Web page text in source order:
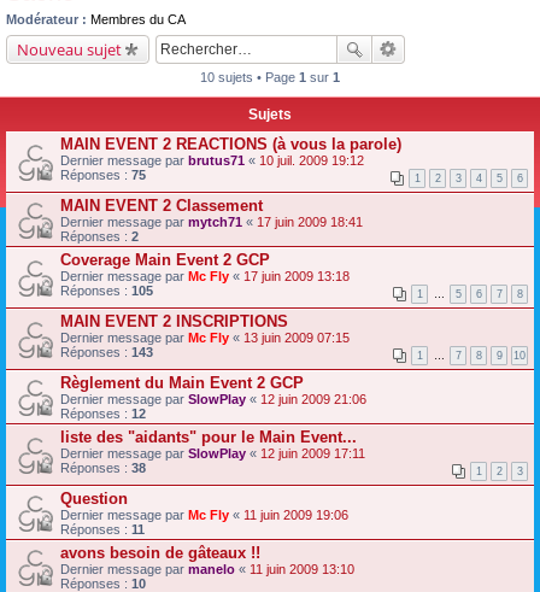
Modérateur : Membres du CA
Nouveau sujet
10 sujets • Page 1 sur 1
Sujets
MAIN EVENT 2 REACTIONS (à vous la parole)
Dernier message par brutus71 « 10 juil. 2009 19:12
Réponses : 75 1 2 3 4 5 6
MAIN EVENT 2 Classement
Dernier message par mytch71 « 17 juin 2009 18:41
Réponses : 2
Coverage Main Event 2 GCP
Dernier message par Mc Fly « 17 juin 2009 13:18
Réponses : 105 1 5 6 7 8
MAIN EVENT 2 INSCRIPTIONS
Dernier message par Mc Fly « 13 juin 2009 07:15
Réponses : 143 1 7 8 9 10
Règlement du Main Event 2 GCP
Dernier message par SlowPlay « 12 juin 2009 21:06
Réponses : 12
liste des "aidants" pour le Main Event...
Dernier message par SlowPlay « 12 juin 2009 17:11
Réponses : 38 1 2 3
Question
Dernier message par Mc Fly « 11 juin 2009 19:06
Réponses : 11
avons besoin de gâteaux !!
Dernier message par manelo « 11 juin 2009 13:10
Réponses : 10